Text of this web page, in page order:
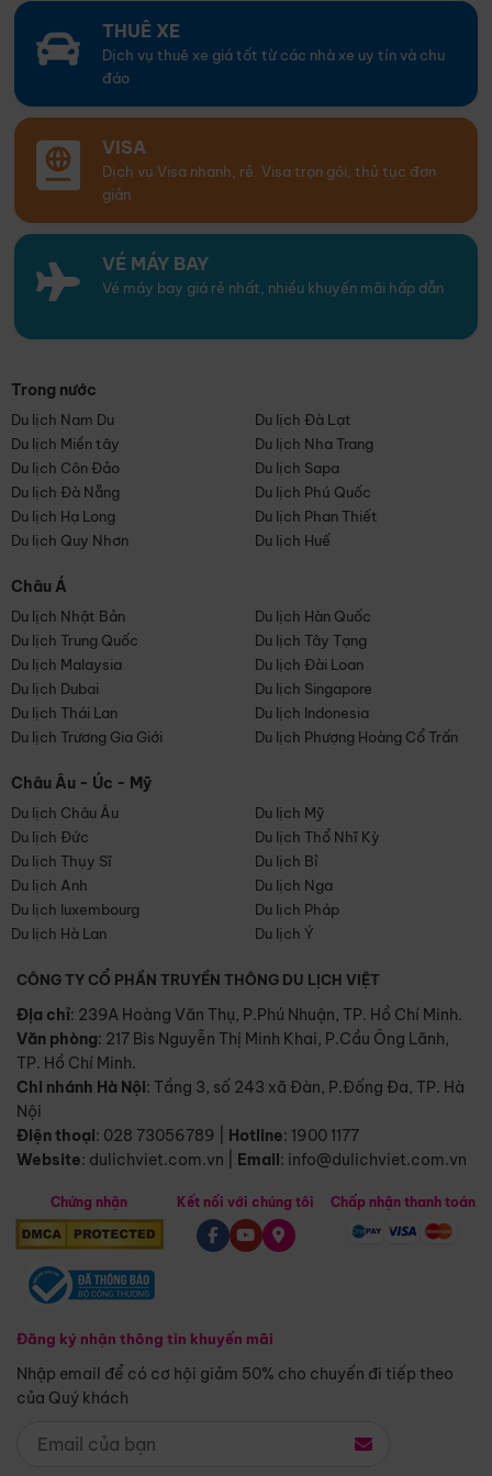
THUÊ XE
Dịch vụ thuê xe giá tốt từ các nhà xe uy tín và chu
đáo
VISA
Dịch vụ Visa nhanh, rẻ. Visa trọn gói, thủ tục đơn
giản
VÉ MÁY BAY
Vé máy bay giá rẻ nhất, nhiều khuyến mãi hấp dẫn
Trong nước
Du lịch Nam Du
Du lịch Đà Lạt
Du lịch Miền tây
Du lịch Nha Trang
Du lịch Côn Đảo
Du lịch Sapa
Du lịch Đà Nẵng
Du lịch Phú Quốc
Du lịch Hạ Long
Du lịch Phan Thiết
Du lịch Quy Nhơn
Du lịch Huế
Châu Á
Du lịch Nhật Bản
Du lịch Hàn Quốc
Du lịch Trung Quốc
Du lịch Tây Tạng
Du lịch Malaysia
Du lịch Đài Loan
Du lịch Dubai
Du lịch Singapore
Du lịch Thái Lan
Du lịch Indonesia
Du lịch Trương Gia Giới
Du lịch Phượng Hoàng Cổ Trấn
Châu Âu - Úc - Mỹ
Du lịch Châu Âu
Du lịch Mỹ
Du lịch Đức
Du lịch Thổ Nhĩ Kỳ
Du lịch Thụy Sĩ
Du lịch Bỉ
Du lịch Anh
Du lịch Nga
Du lịch luxembourg
Du lịch Pháp
Du lịch Hà Lan
Du lịch Ý
CÔNG TY CỔ PHẦN TRUYỀN THÔNG DU LỊCH VIỆT
Địa chỉ: 239A Hoàng Văn Thụ, P.Phú Nhuận, TP. Hồ Chí Minh.
Văn phòng: 217 Bis Nguyễn Thị Minh Khai, P.Cầu Ông Lãnh,
TP. Hồ Chí Minh.
Chi nhánh Hà Nội: Tầng 3, số 243 xã Đàn, P.Đống Đa, TP. Hà
Nội
Điện thoại: 028 73056789 Hotline: 1900 1177
Website: dulichviet.com.vn Email: info@dulichviet.com.vn
Chứng nhận
Đăng ký nhận thông tin khuyến mãi
Nhập email để có cơ hội giảm 50% cho chuyến đi tiếp theo
của Quý khách
Kết nối với chúng tôi Chấp nhận thanh toán